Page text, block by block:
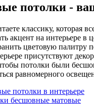
потолки -
классику, которая
акцент на интерьере
цветовую палитру
присутствуют
потолки были
равномерного